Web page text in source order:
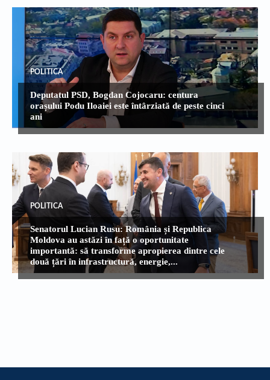
POLITICA
Deputatul PSD, Bogdan Cojocaru: centura
orașului Podu Iloaiei este întârziată de peste cinci
ani
POLITICA
Senatorul Lucian Rusu: România și Republica
Moldova au astăzi în față o oportunitate
importantă: să transforme apropierea dintre cele
două țări în infrastructură, energie,...